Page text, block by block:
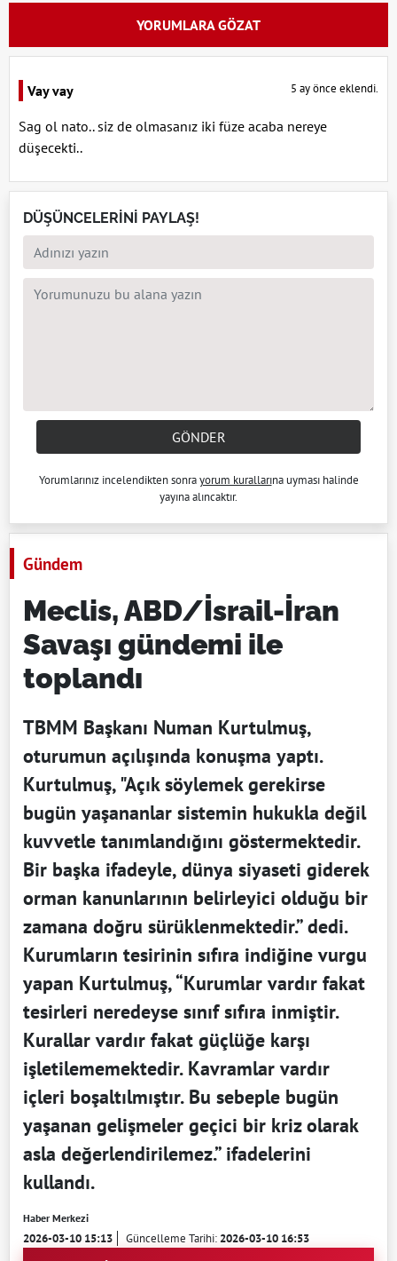
YORUMLARA GÖZAT
Vay vay 5 ay önce eklendi.
Sag ol nato.. siz de olmasanız iki füze acaba nereye
düşecekti..
DÜŞÜNCELERİNİ PAYLAŞ!
GÖNDER
Yorumlarınız incelendikten sonrayorum kurallarına uyması halinde
yayına alıncaktır.
Gündem
Meclis, ABD/İsrail-İran
Savaşı gündemi ile
toplandı
TBMM Başkanı Numan Kurtulmuş,
oturumun açılışında konuşma yaptı.
Kurtulmuş, "Açık söylemek gerekirse
bugün yaşananlar sistemin hukukla değil
kuvvetle tanımlandığını göstermektedir.
Bir başka ifadeyle, dünya siyaseti giderek
orman kanunlarının belirleyici olduğu bir
zamana doğru sürüklenmektedir.” dedi.
Kurumların tesirinin sıfıra indiğine vurgu
yapan Kurtulmuş, “Kurumlar vardır fakat
tesirleri neredeyse sınıf sıfıra inmiştir.
Kurallar vardır fakat güçlüğe karşı
işletilememektedir. Kavramlar vardır
içleri boşaltılmıştır. Bu sebeple bugün
yaşanan gelişmeler geçici bir kriz olarak
asla değerlendirilemez.” ifadelerini
kullandı.
Haber Merkezi
2026-03-10 15:13 Güncelleme Tarihi:2026-03-10 16:53